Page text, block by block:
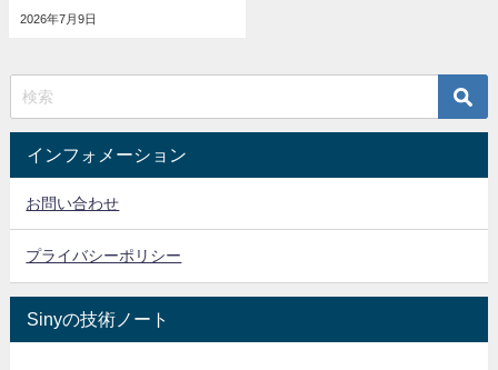
2026年7月9日
インフォメーション
お問い合わせ
プライバシーポリシー
Sinyの技術ノート